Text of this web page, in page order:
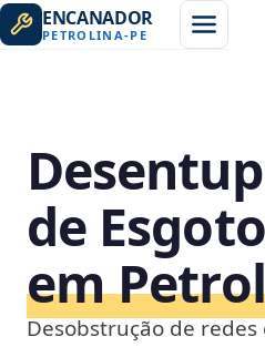
ENCANADOR
PETROLINA-PE
de Esgoto
em
Desobstrução de redes